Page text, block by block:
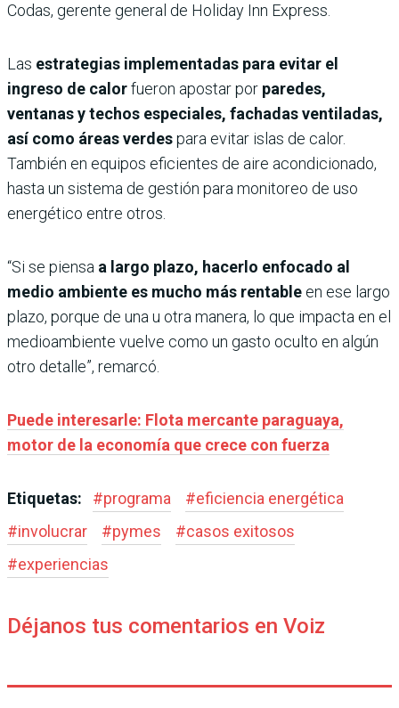
Codas, gerente general de Holiday Inn Express.
Las estrategias implementadas para evitar el
ingreso de calorfueron apostar por paredes,
ventanas y techos especiales, fachadas ventiladas,
así como áreas verdespara evitar islas de calor.
También en equipos eficientes de aire acondicionado,
hasta un sistema de gestión para monitoreo de uso
energético entre otros.
“Si se piensa a largo plazo, hacerlo enfocado al
medio ambiente es mucho más rentable en ese largo
plazo, porque de una u otra manera, lo que impacta en el
medioambiente vuelve como un gasto oculto en algún
otro detalle”, remarcó.
Puede interesarle: Flota mercante paraguaya,
motor de la economía que crece con fuerza
Etiquetas: #programa #eficiencia energética
#involucrar #pymes #casos exitosos
#experiencias
Déjanos tus comentarios en Voiz